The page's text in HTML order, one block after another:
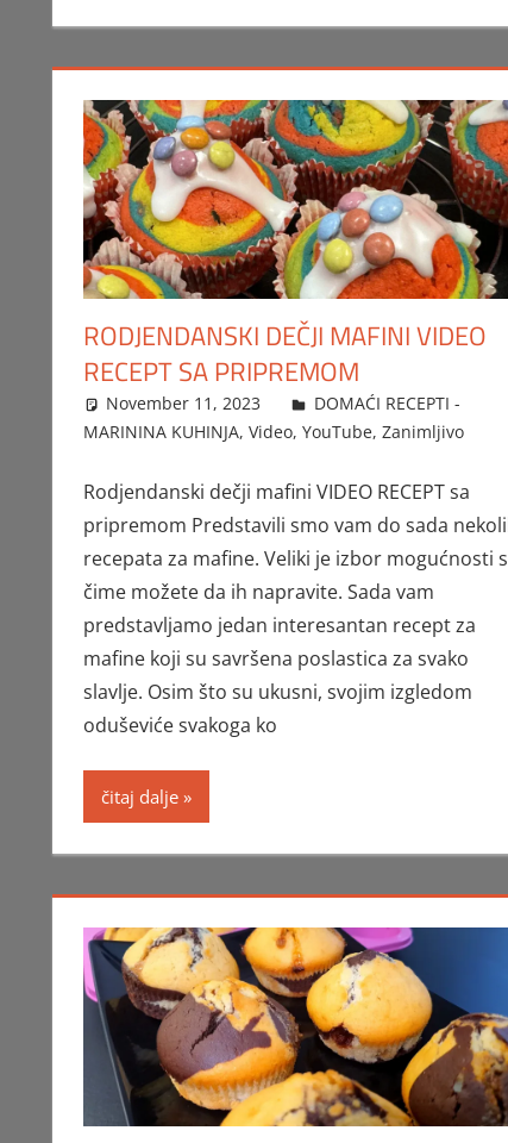
RODJENDANSKI DEČJI MAFINI VIDEO
RECEPT SA PRIPREMOM
November 11, 2023 FTorgAdmin
DOMAĆI RECEPTI -
MARININA KUHINJA, Video, YouTube, Zanimljivo
Rodjendanski dečji mafini VIDEO RECEPT sa
pripremom Predstavili smo vam do sada
recepata za mafine. Veliki je izbor mogućnosti
čime možete da ih napravite. Sada vam
predstavljamo jedan interesantan recept za
mafine koji su savršena poslastica za svako
slavlje. Osim što su ukusni, svojim izgledom
oduševiće svakoga ko
čitaj dalje